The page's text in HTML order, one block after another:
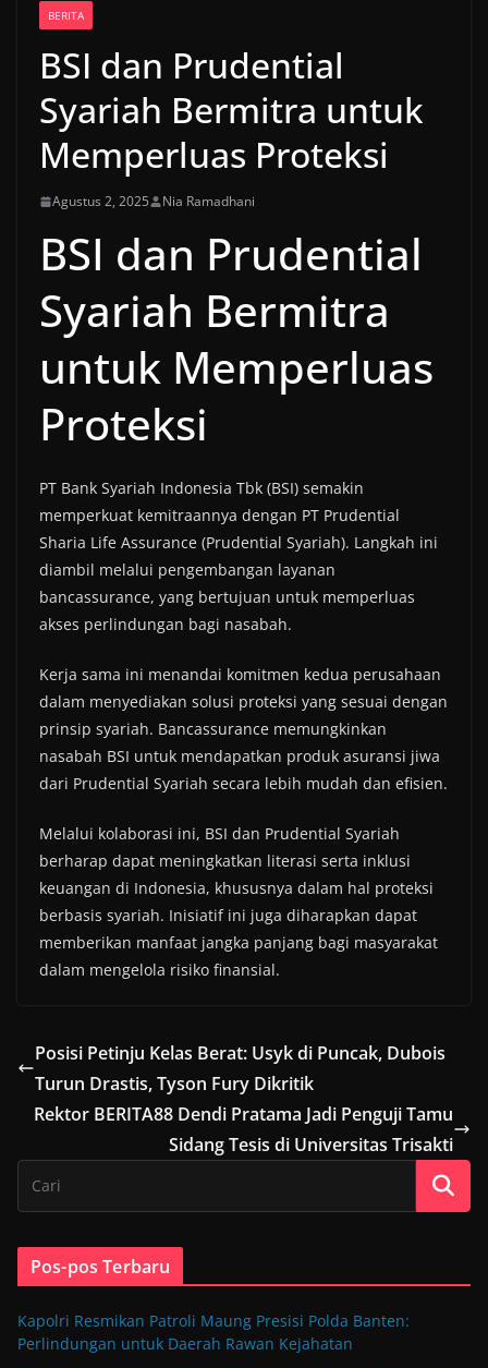
BERITA
BSI dan Prudential
Syariah Bermitra untuk
Memperluas Proteksi
Agustus 2, 2025 Nia Ramadhani
BSI dan Prudential
Syariah Bermitra
untuk Memperluas
Proteksi
PT Bank Syariah Indonesia Tbk (BSI) semakin
memperkuat kemitraannya dengan PT Prudential
Sharia Life Assurance (Prudential Syariah). Langkah ini
diambil melalui pengembangan layanan
bancassurance, yang bertujuan untuk memperluas
akses perlindungan bagi nasabah.
Kerja sama ini menandai komitmen kedua perusahaan
dalam menyediakan solusi proteksi yang sesuai dengan
prinsip syariah. Bancassurance memungkinkan
nasabah BSI untuk mendapatkan produk asuransi jiwa
dari Prudential Syariah secara lebih mudah dan efisien.
Melalui kolaborasi ini, BSI dan Prudential Syariah
berharap dapat meningkatkan literasi serta inklusi
keuangan di Indonesia, khususnya dalam hal proteksi
berbasis syariah. Inisiatif ini juga diharapkan dapat
memberikan manfaat jangka panjang bagi masyarakat
dalam mengelola risiko finansial.
Posisi Petinju Kelas Berat: Usyk di Puncak, Dubois
Turun Drastis, Tyson Fury Dikritik
Rektor BERITA88 Dendi Pratama Jadi Penguji Tamu
Sidang Tesis di Universitas Trisakti
Pos-pos Terbaru
Kapolri Resmikan Patroli Maung Presisi Polda Banten:
Perlindungan untuk Daerah Rawan Kejahatan